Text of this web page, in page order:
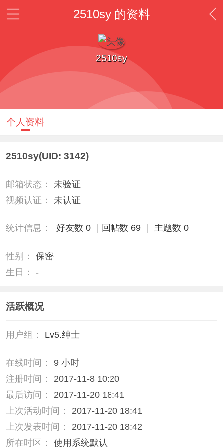
2510sy 的资料
2510sy
个人资料
2510sy(UID: 3142)
邮箱状态：
未验证
视频认证：
未认证
统计信息： 好友数 0 回帖数 69 主题数 0
性别：
保密
生日：
-
活跃概况
用户组： Lv5.绅士
在线时间：
9 小时
注册时间：
2017-11-8 10:20
最后访问：
2017-11-20 18:41
上次活动时间：
2017-11-20 18:41
上次发表时间：
2017-11-20 18:42
所在时区：
使用系统默认